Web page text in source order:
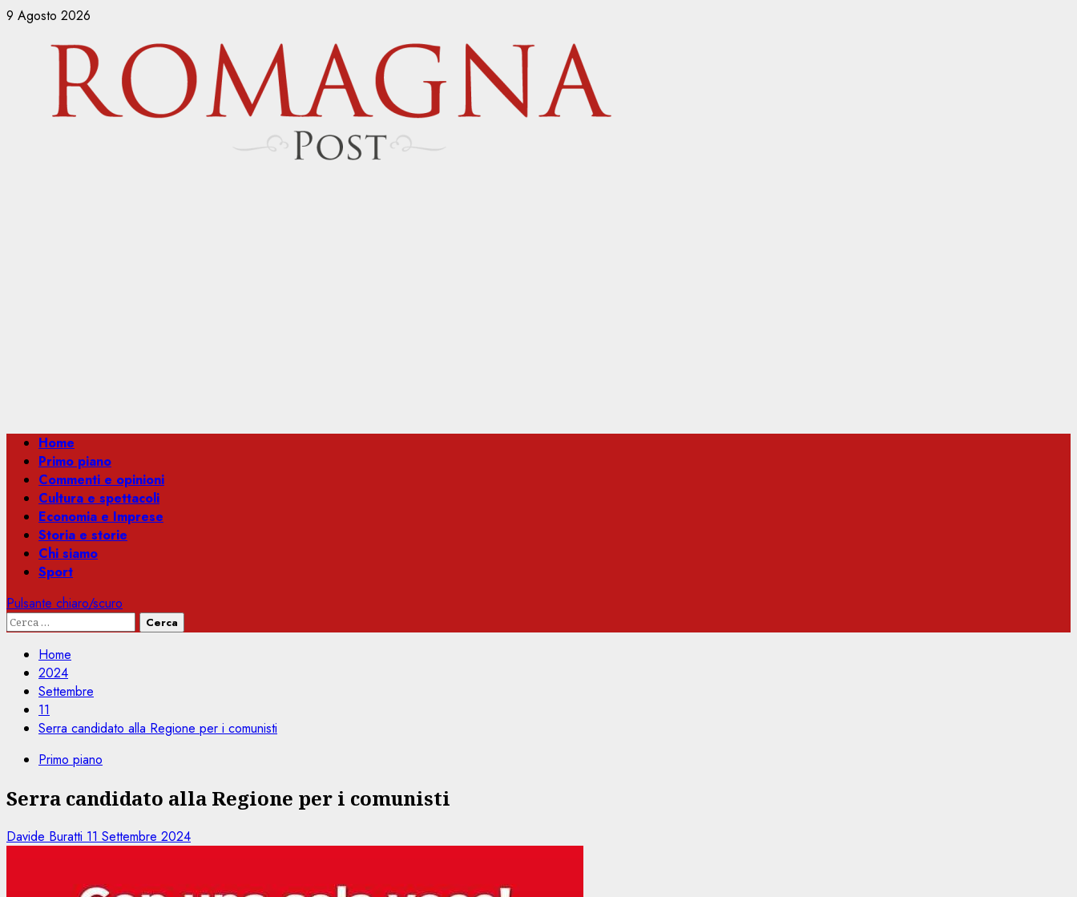
Vai
contenuto
9 Agosto 2026
Menu
principale
Home
Primo piano
Commenti e opinioni
Cultura e spettacoli
Economia e Imprese
Storia e storie
Chi siamo
Sport
Pulsante chiaro/scuro
Ricerca
Home
2024
Settembre
11
Serra candidato alla Regione per i comunisti
Primo piano
Serra candidato alla Regione per i comunisti
Davide Buratti 11 Settembre 2024